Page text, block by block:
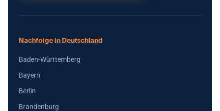
Nachfolge in Deutschland
Baden-Württemberg
Bayern
Berlin
Brandenburg